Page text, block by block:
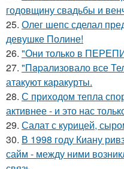
годовщину свадьбы и
25. Олег шепс сделал
девушке Полине!
26. "Они только в
27. "Пapализовало все
атакуют каракурты.
28. С приходом тепла
активнее - и это нас
29. Салат с курицей,
30. В 1998 году Киану
сайм - между ними